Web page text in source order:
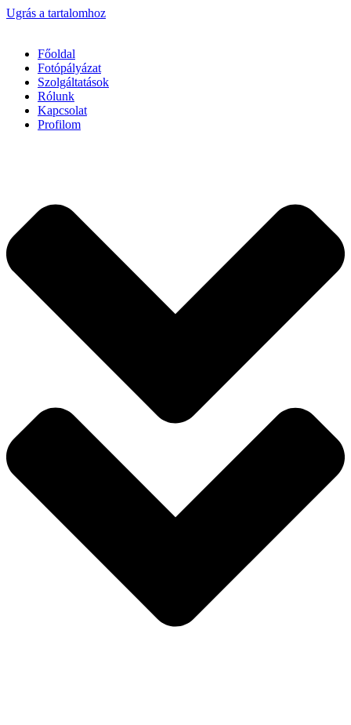
Ugrás a tartalomhoz
Főoldal
Fotópályázat
Szolgáltatások
Rólunk
Kapcsolat
Profilom